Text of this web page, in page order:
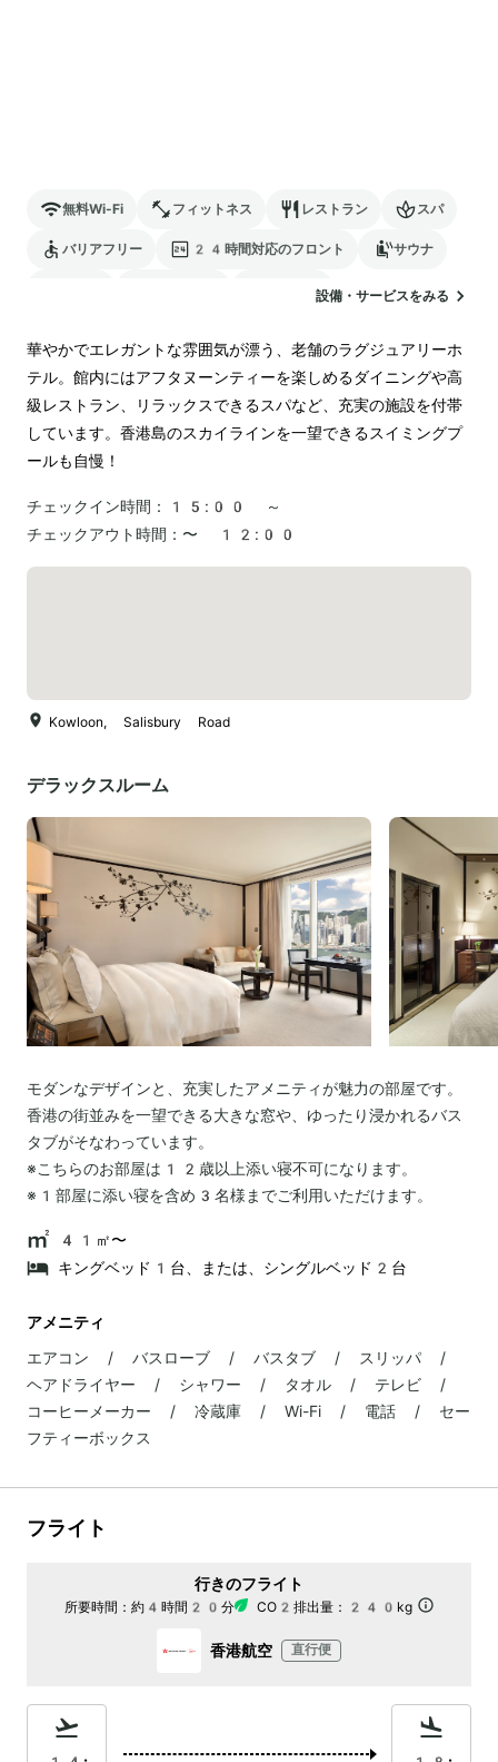
無料Wi-Fi フィットネス レストラン スパ
バリアフリー 24時間対応のフロント サウナ
空港送迎設備・サービスをみる
華やかでエレガントな雰囲気が漂う、老舗のラグジュアリーホ
テル。館内にはアフタヌーンティーを楽しめるダイニングや高
級レストラン、リラックスできるスパなど、充実の施設を付帯
しています。香港島のスカイラインを一望できるスイミングプ
ールも自慢！
チェックイン時間：
15:00 ～
チェックアウト時間： 〜 12:00
Kowloon, Salisbury Road
デラックスルーム
モダンなデザインと、充実したアメニティが魅力の部屋です。
香港の街並みを一望できる大きな窓や、ゆったり浸かれるバス
タブがそなわっています。
※こちらのお部屋は12歳以上添い寝不可になります。
※1部屋に添い寝を含め3名様までご利用いただけます。
41㎡〜
キングベッド1台、または、シングルベッド2台
アメニティ
エアコン / バスローブ / バスタブ / スリッパ /
ヘアドライヤー / シャワー / タオル / テレビ /
コーヒーメーカー / 冷蔵庫 / Wi-Fi / 電話 / セー
フティーボックス
フライト
行きのフライト
所要時間： 約4時間20分 CO2排出量： 240kg
香港航空 直行便